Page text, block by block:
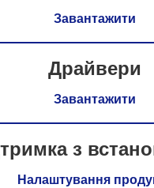
Завантажити
Драйвери
Завантажити
з
Налаштування